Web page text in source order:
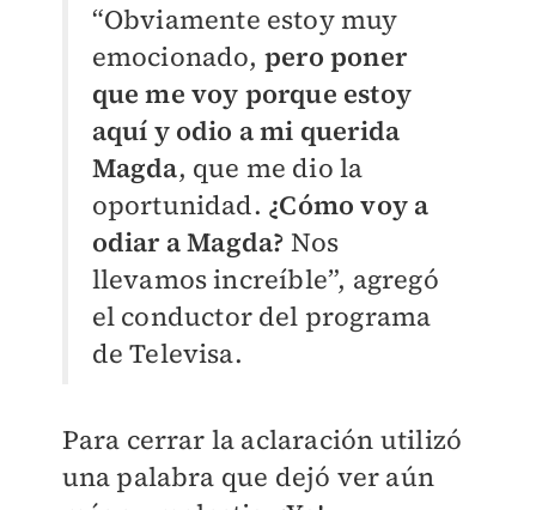
“Obviamente estoy muy
emocionado, pero poner
que me voy porque estoy
aquí y odio a mi querida
Magda, que me dio la
oportunidad. ¿Cómo voy a
odiar a Magda? Nos
llevamos increíble”, agregó
el conductor del programa
de Televisa.
Para cerrar la aclaración utilizó
una palabra que dejó ver aún